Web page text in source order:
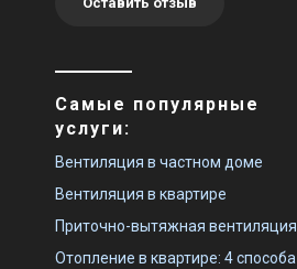
Самые популярные
услуги:
Вентиляция в частном доме
Вентиляция в квартире
Приточно-вытяжная вентиляция
Отопление в квартире: 4 способа